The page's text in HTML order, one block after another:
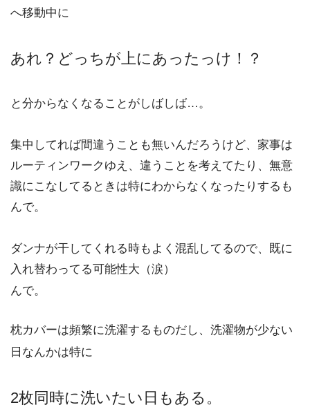
へ移動中に
あれ？どっちが上にあったっけ！？
と分からなくなることがしばしば…。
集中してれば間違うことも無いんだろうけど、家事は
ルーティンワークゆえ、違うことを考えてたり、無意
識にこなしてるときは特にわからなくなったりするも
んで。
ダンナが干してくれる時もよく混乱してるので、既に
入れ替わってる可能性大（涙）
んで。
枕カバーは頻繁に洗濯するものだし、洗濯物が少ない
日なんかは特に
2枚同時に洗いたい日もある。